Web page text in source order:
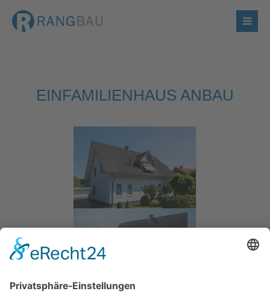
EINFAMILIENHAUS ANBAU